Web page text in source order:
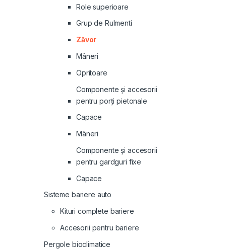
Role superioare
Grup de Rulmenti
Zăvor
Mâneri
Opritoare
Componente și accesorii
pentru porți pietonale
Capace
Mâneri
Componente și accesorii
pentru gardguri fixe
Capace
Sisteme bariere auto
Kituri complete bariere
Accesorii pentru bariere
Pergole bioclimatice